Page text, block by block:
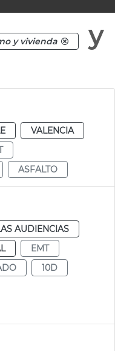
y vivienda
y
VALENCIA
ASFALTO
AUDIENCIAS
EMT
10D